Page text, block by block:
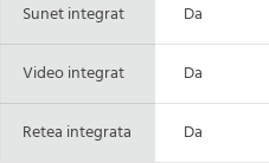
Sunet integrat Da
Video integrat Da
Retea integrata Da